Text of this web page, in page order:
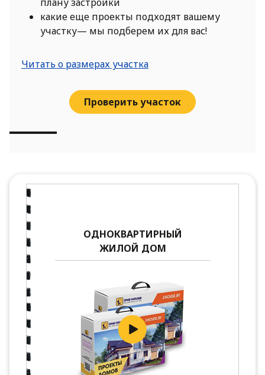
какие еще проекты подходят вашему
участку— мы подберем их для вас!
Читать о размерах участка
Проверить участок
ОДНОКВАРТИРНЫЙ
ЖИЛОЙ ДОМ